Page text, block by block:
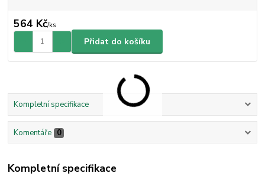
564 Kč/ks
Přidat do košíku
Kompletní specifikace
Komentáře 0
Kompletní specifikace